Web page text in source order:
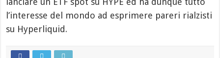
l’interesse del mondo ad esprimere pareri rialzisti
su Hyperliquid.